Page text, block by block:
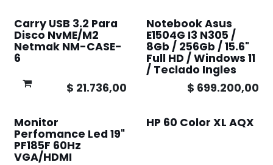
Carry USB 3.2 Para
Disco NvME/M2
Netmak NM-CASE-
6
$ 21.736,00
Notebook Asus
E1504G I3 N305 /
8Gb / 256Gb / 15.6"
Full HD / Windows 11
/ Teclado Ingles
$ 699.200,00
Monitor
Perfomance Led 19"
PF185F 60Hz
VGA/HDMI
HP 60 Color XL AQX